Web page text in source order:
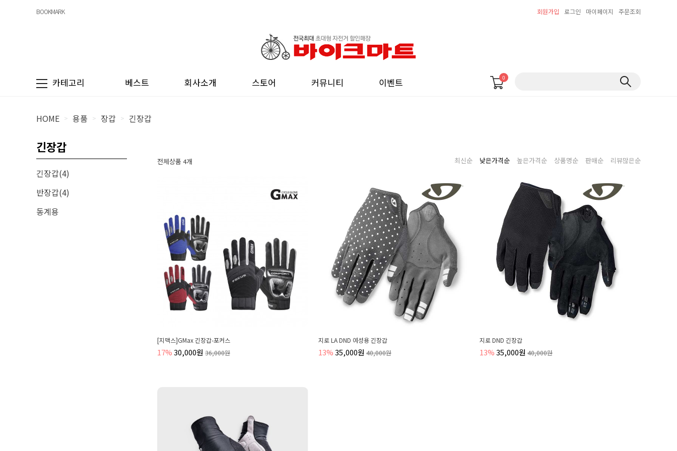
BOOKMARK 회원가입 로그인 마이페이지 주문조회
카테고리 베스트 회사소개 스토어 커뮤니티 이벤트 0
HOME > 용품 > 장갑 > 긴장갑
긴장갑
긴장갑(4)
반장갑(4)
동계용
전체상품 4개 최신순 낮은가격순 높은가격순 상품명순 판매순 리뷰많은순
[지맥스]GMax 긴장갑-포커스
17%30,000원 36,000원
지로 LA DND 여성용 긴장갑
13%35,000원 40,000원
지로 DND 긴장갑
13%35,000원 40,000원